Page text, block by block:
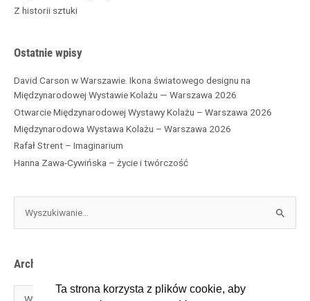
Z historii sztuki
Ostatnie wpisy
David Carson w Warszawie. Ikona światowego designu na
Międzynarodowej Wystawie Kolażu — Warszawa 2026
Otwarcie Międzynarodowej Wystawy Kolażu – Warszawa 2026
Międzynarodowa Wystawa Kolażu – Warszawa 2026
Rafał Strent – Imaginarium
Hanna Zawa-Cywińska – życie i twórczość
z
a
j
Archiwa
Ta strona korzysta z plików cookie, aby